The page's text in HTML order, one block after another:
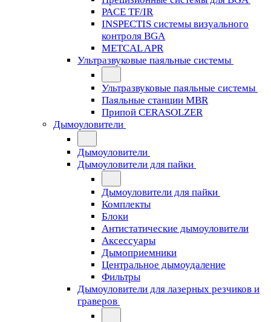
PACE TF/IR
INSPECTIS системы визуального
контроля BGA
METCAL APR
Ультразвуковые паяльные системы
Ультразвуковые паяльные системы
Паяльные станции MBR
Припой CERASOLZER
Дымоуловители
Дымоуловители
Дымоуловители для пайки
Дымоуловители для пайки
Комплекты
Блоки
Антистатические дымоуловители
Аксессуары
Дымоприемники
Центральное дымоудаление
Фильтры
Дымоуловители для лазерных резчиков и
граверов